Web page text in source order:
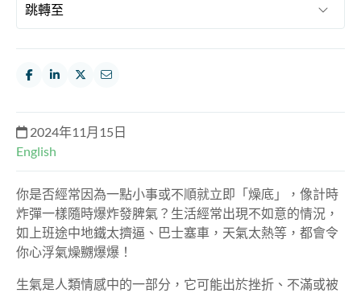
2024年11月15日
English
你是否經常因為一點小事或不順就立即「燥底」，像計時
炸彈一樣隨時爆炸發脾氣？生活經常出現不如意的情況，
如上班途中地鐵太擠逼、巴士塞車，天氣太熱等，都會令
你心浮氣燥嬲爆爆！
生氣是人類情感中的一部分，它可能出於挫折、不滿或被